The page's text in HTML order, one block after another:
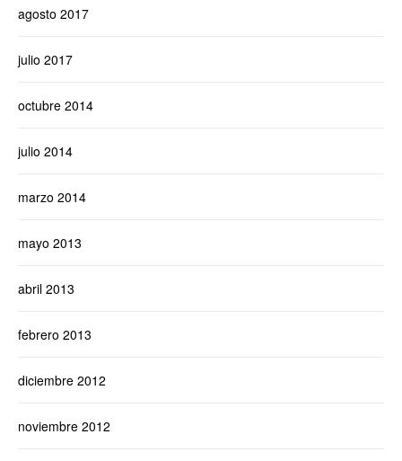
agosto 2017
julio 2017
octubre 2014
julio 2014
marzo 2014
mayo 2013
abril 2013
febrero 2013
diciembre 2012
noviembre 2012